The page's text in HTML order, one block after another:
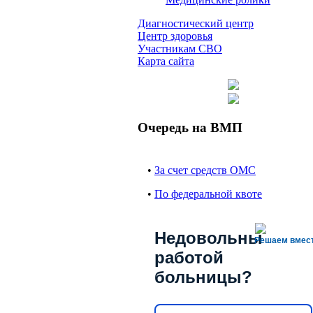
Диагностический центр
Центр здоровья
Участникам СВО
Карта сайта
Очередь на ВМП
• За счет средств ОМС
• По федеральной квоте
Решаем
Недовольны
работой
больницы?